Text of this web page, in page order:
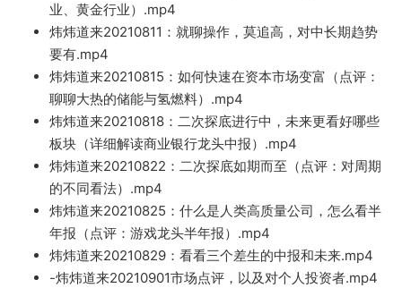
业、黄金行业） .mp4
炜炜道来20210811：就聊操作，莫追高，对中长期趋势
要有.mp4
炜炜道来20210815：如何快速在资本市场变富（点评：
聊聊大热的储能与氢燃料）.mp4
炜炜道来20210818 ：二次探底进行中，未来更看好哪些
板块（详细解读商业银行龙头中报）.mp4
炜炜道来20210822：二次探底如期而至（点评：对周期
的不同看法）.mp4
炜炜道来20210825：什么是人类高质量公司，怎么看半
年报（点评：游戏龙头半年报）.mp4
炜炜道来20210829：看看三个差生的中报和未来.mp4
-炜炜道来20210901市场点评，以及对个人投资者.mp4